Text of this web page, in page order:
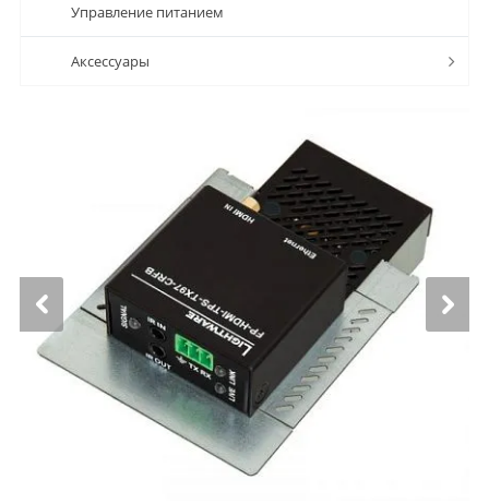
Управление питанием
Аксессуары